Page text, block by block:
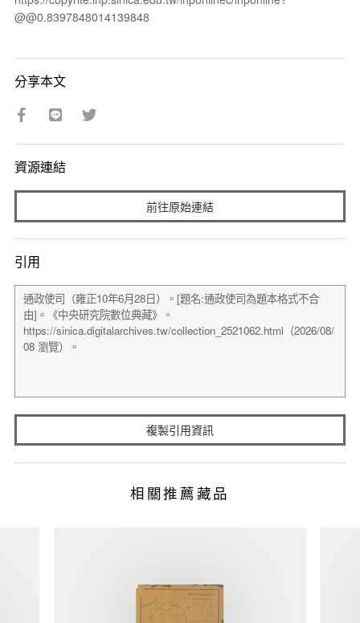
@@0.8397848014139848
分享本文
資源連結
前往原始連結
引用
複製引用資訊
相關推薦藏品